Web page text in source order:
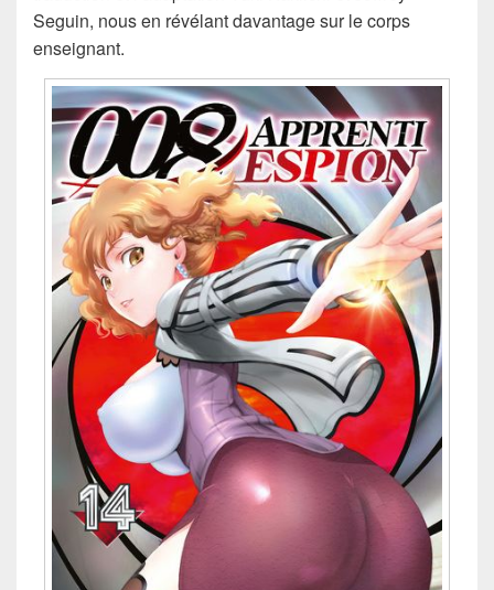
Seguin, nous en révélant davantage sur le corps
enseignant.